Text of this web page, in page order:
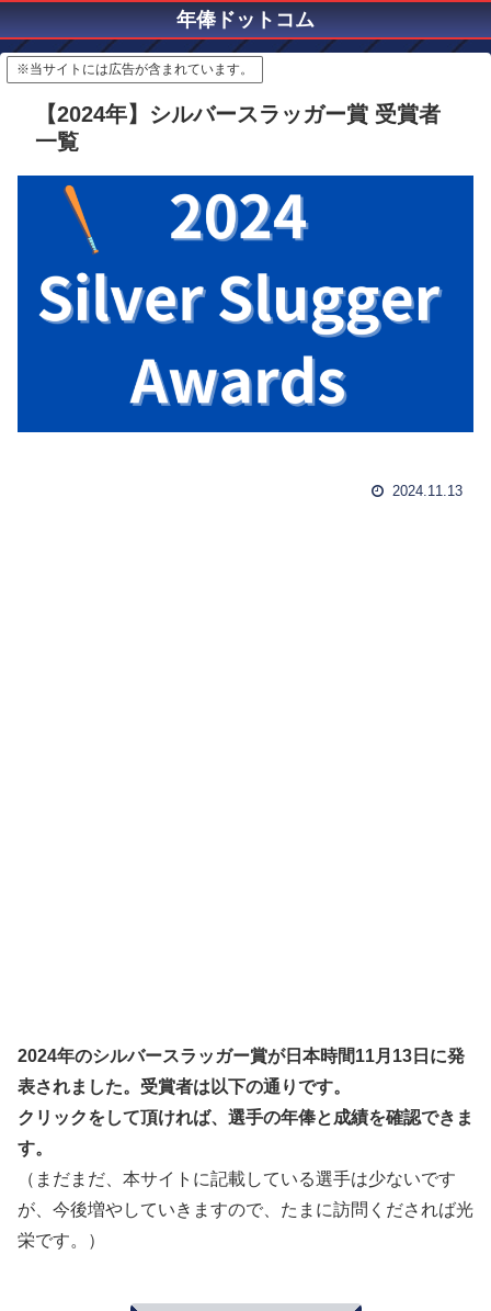
年俸ドットコム
※当サイトには広告が含まれています。
【2024年】シルバースラッガー賞 受賞者
一覧
2024.11.13
2024年のシルバースラッガー賞が日本時間11月13日に発
表されました。受賞者は以下の通りです。
クリックをして頂ければ、選手の年俸と成績を確認できま
す。
（まだまだ、本サイトに記載している選手は少ないです
が、今後増やしていきますので、たまに訪問くだされば光
栄です。）